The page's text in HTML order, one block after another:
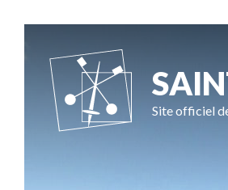
Site officiel